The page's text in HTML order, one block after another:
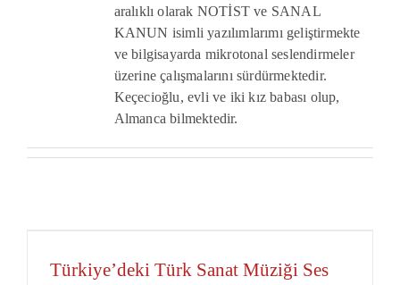
aralıklı olarak NOTİST ve SANAL
KANUN isimli yazılımlarımı geliştirmekte
ve bilgisayarda mikrotonal seslendirmeler
üzerine çalışmalarını sürdürmektedir.
Keçecioğlu, evli ve iki kız babası olup,
Almanca bilmektedir.
Türkiye’deki Türk Sanat Müziği Ses